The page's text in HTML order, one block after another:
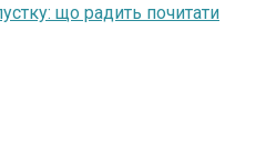
що радить почитати